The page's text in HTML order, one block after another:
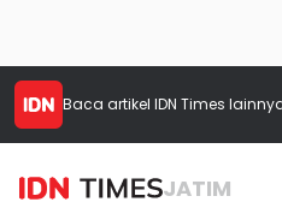
Baca artikel IDN Times
JATIM